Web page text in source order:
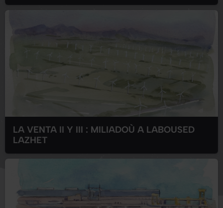
LA VENTA II Y III : MILIADOÙ A LABOUSED
LAZHET